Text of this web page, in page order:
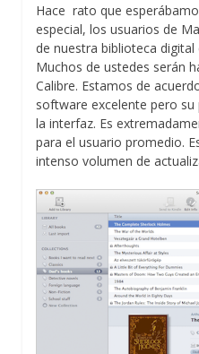
Hace rato que
especial, los usuarios de
de nuestra biblioteca
Muchos de ustedes serán
Calibre. Estamos de
software excelente pero
la interfaz. Es
para el usuario promedio.
intenso volumen de